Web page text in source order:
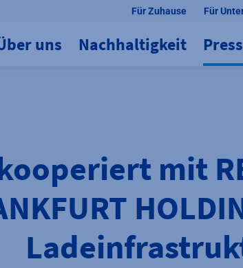
Für Zuhause Für
uns Nachhaltigkeit
mit